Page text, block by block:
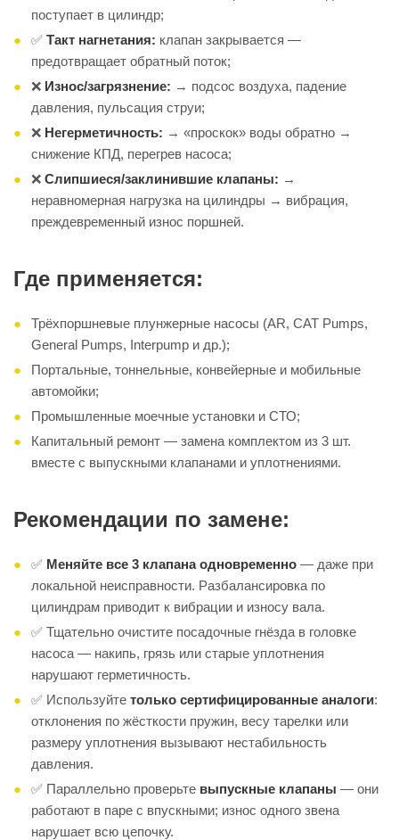
поступает в цилиндр;
✅ Такт нагнетания: клапан закрывается —
предотвращает обратный поток;
❌ Износ/загрязнение: → подсос воздуха, падение
давления, пульсация струи;
❌ Негерметичность: → «проскок» воды обратно →
снижение КПД, перегрев насоса;
❌ Слипшиеся/заклинившие клапаны: →
неравномерная нагрузка на цилиндры → вибрация,
преждевременный износ поршней.
Где применяется:
Трёхпоршневые плунжерные насосы (AR, CAT Pumps,
General Pumps, Interpump и др.);
Портальные, тоннельные, конвейерные и мобильные
автомойки;
Промышленные моечные установки и СТО;
Капитальный ремонт — замена комплектом из 3 шт.
вместе с выпускными клапанами и уплотнениями.
Рекомендации по замене:
✅ Меняйте все 3 клапана одновременно — даже при
локальной неисправности. Разбалансировка по
цилиндрам приводит к вибрации и износу вала.
✅ Тщательно очистите посадочные гнёзда в головке
насоса — накипь, грязь или старые уплотнения
нарушают герметичность.
✅ Используйте только сертифицированные аналоги:
отклонения по жёсткости пружин, весу тарелки или
размеру уплотнения вызывают нестабильность
давления.
✅ Параллельно проверьте выпускные клапаны — они
работают в паре с впускными; износ одного звена
нарушает всю цепочку.